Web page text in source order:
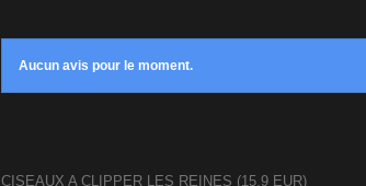
Aucun avis pour le moment.
CISEAUX A CLIPPER LES REINES (15.9 EUR)